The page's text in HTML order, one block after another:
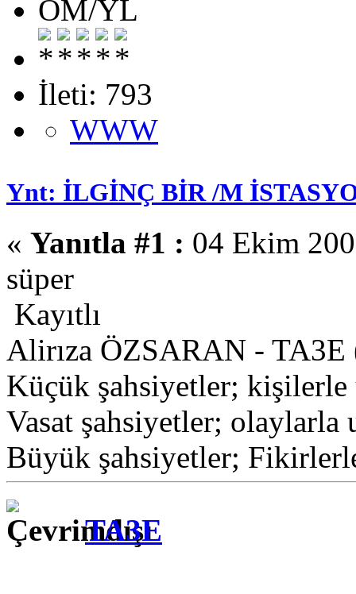
OM/YL
İleti: 793
WWW
Ynt: İLGİNÇ BİR /M
« Yanıtla #1 : 04 Ekim
süper
Kayıtlı
Alirıza ÖZSARAN -
Küçük şahsiyetler; kişilerle
Vasat şahsiyetler; olaylarla
Büyük şahsiyetler;
TA3E